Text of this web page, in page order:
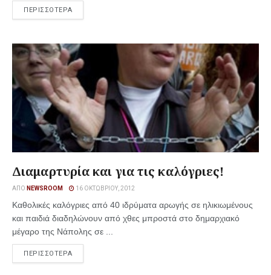
ΠΕΡΙΣΣΟΤΕΡΑ
Διαμαρτυρία και για τις καλόγριες!
ΑΠΌ NEWSROOM 16 ΟΚΤΩΒΡΊΟΥ, 2012
Καθολικές καλόγριες από 40 ιδρύματα αρωγής σε ηλικιωμένους
και παιδιά διαδηλώνουν από χθες μπροστά στο δημαρχιακό
μέγαρο της Νάπολης σε ...
ΠΕΡΙΣΣΟΤΕΡΑ